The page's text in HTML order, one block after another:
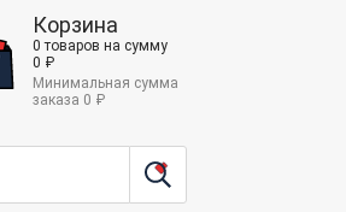
Корзина
0 товаров на сумму
0 ₽
Минимальная сумма
заказа 0 ₽